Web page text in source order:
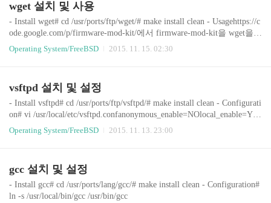
wget 설치 및 사용
- Install wget# cd /usr/ports/ftp/wget/# make install clean - Usagehttps://c
ode.google.com/p/firmware-mod-kit/에서 firmware-mod-kit을 wget을
이용해서 받기(Modify firmware images without recompiling!)# wget ht
tps://firmware-mod-kit.googlecode.com/files/fmk_099.tar.gz
Operating System/FreeBSD 2015. 11. 15. 02:30
vsftpd 설치 및 설정
- Install vsftpd# cd /usr/ports/ftp/vsftpd/# make install clean - Configurati
on# vi /usr/local/etc/vsftpd.confanonymous_enable=NOlocal_enable=YE
Swrite_enable=YESlocal_umask=022dirmessage_enable=YESxferlog_en
able=YESconnect_from_port_20=YESxferlog_file=/var/log/vsftpd.logxf
Operating System/FreeBSD 2015. 11. 13. 23:00
gcc 설치 및 설정
- Install gcc# cd /usr/ports/lang/gcc/# make install clean - Configuration#
ln -s /usr/local/bin/gcc /usr/bin/gcc